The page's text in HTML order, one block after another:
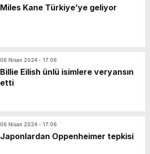
Miles Kane Türkiye’ye geliyor
06 Nisan 2024 - 17:06
Billie Eilish ünlü isimlere veryansın
etti
06 Nisan 2024 - 17:06
Japonlardan Oppenheimer tepkisi